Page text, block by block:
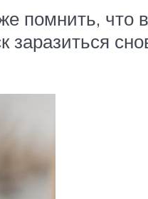
помнить, что
заразиться